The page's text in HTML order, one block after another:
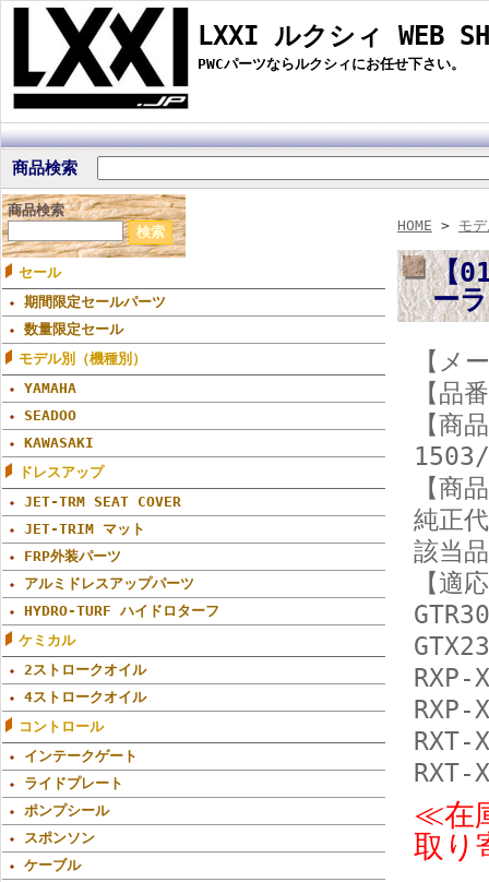
LXXI ルクシィ WEB
PWCパーツならルクシィにお任せ下さい。
商品検索
商品検索
セール
期間限定セールパーツ
数量限定セール
モデル別（機種別）
YAMAHA
SEADOO
KAWASAKI
ドレスアップ
JET-TRM SEAT COVER
JET-TRIM マット
FRP外装パーツ
アルミドレスアップパーツ
HYDRO-TURF ハイドロターフ
ケミカル
2ストロークオイル
4ストロークオイル
コントロール
インテークゲート
ライドプレート
ポンプシール
スポンソン
ケーブル
HOME > モ
【
ー
【メ
【品
【商
【商
純正
該当
【適
RXT-
RXT-
≪在
取